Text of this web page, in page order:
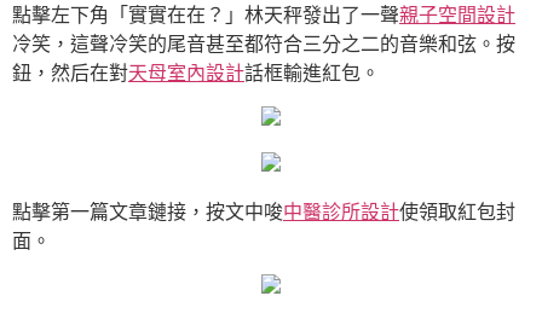
點擊左下角「實實在在？」林天秤發出了一聲親子空間設計
冷笑，這聲冷笑的尾音甚至都符合三分之二的音樂和弦。按
鈕，然后在對天母室內設計話框輸進紅包。
點擊第一篇文章鏈接，按文中唆中醫診所設計使領取紅包封
面。